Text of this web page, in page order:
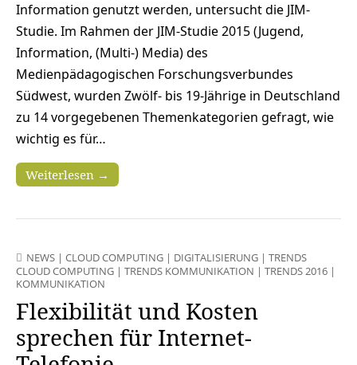
Information genutzt werden, untersucht die JIM-
Studie. Im Rahmen der JIM-Studie 2015 (Jugend,
Information, (Multi-) Media) des
Medienpädagogischen Forschungsverbundes
Südwest, wurden Zwölf- bis 19-Jährige in Deutschland
zu 14 vorgegebenen Themenkategorien gefragt, wie
wichtig es für…
Weiterlesen →
NEWS | CLOUD COMPUTING | DIGITALISIERUNG | TRENDS
CLOUD COMPUTING | TRENDS KOMMUNIKATION | TRENDS 2016 |
KOMMUNIKATION
Flexibilität und Kosten
sprechen für Internet-